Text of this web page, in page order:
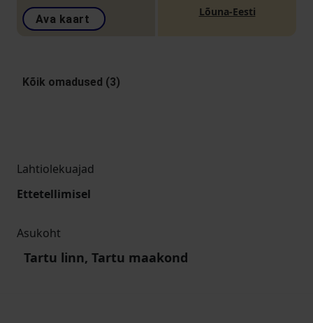
Ava kaart
Lõuna-Eesti
Kõik omadused (3)
Lahtiolekuajad
Ettetellimisel
Asukoht
Tartu linn, Tartu maakond